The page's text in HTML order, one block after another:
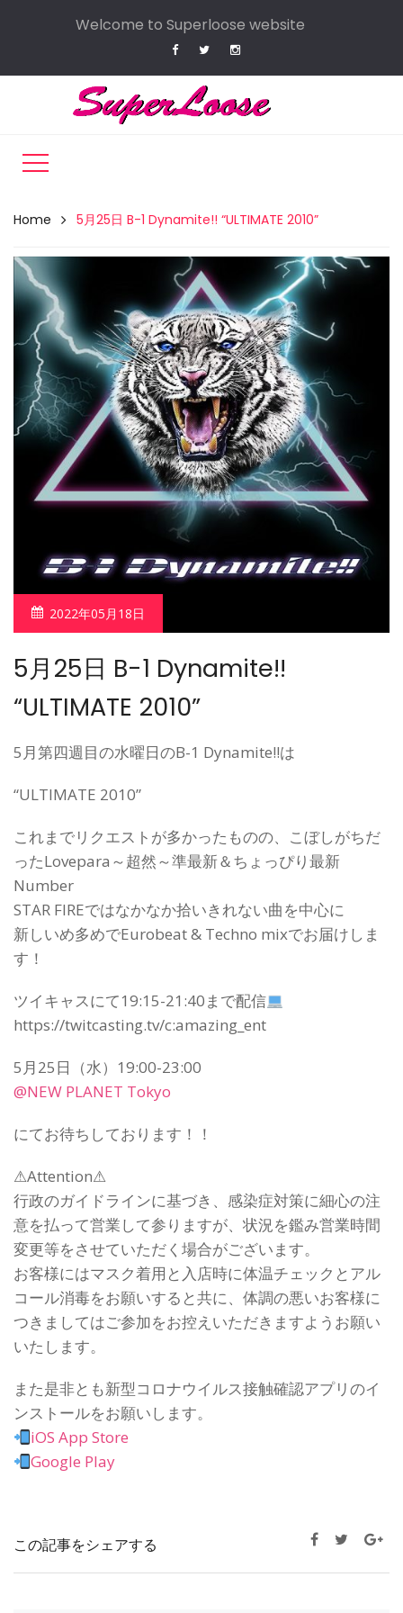
Welcome to Superloose website
Home 5月25日 B-1 Dynamite!! “ULTIMATE 2010”
2022年05月18日
5月25日 B-1 Dynamite!!
“ULTIMATE 2010”
5月第四週目の水曜日のB-1 Dynamite!!は
“ULTIMATE 2010”
これまでリクエストが多かったものの、こぼしがちだ
ったLovepara～超然～準最新＆ちょっぴり最新
Number
STAR FIREではなかなか拾いきれない曲を中心に
新しいめ多めでEurobeat & Techno mixでお届けしま
す！
ツイキャスにて19:15-21:40まで配信
https://twitcasting.tv/c:amazing_ent
5月25日（水）19:00-23:00
@NEW PLANET Tokyo
にてお待ちしております！！
⚠Attention⚠
行政のガイドラインに基づき、感染症対策に細心の注
意を払って営業して参りますが、状況を鑑み営業時間
変更等をさせていただく場合がございます。
お客様にはマスク着用と入店時に体温チェックとアル
コール消毒をお願いすると共に、体調の悪いお客様に
つきましてはご参加をお控えいただきますようお願い
いたします。
また是非とも新型コロナウイルス接触確認アプリのイ
ンストールをお願いします。
iOS App Store
Google Play
この記事をシェアする